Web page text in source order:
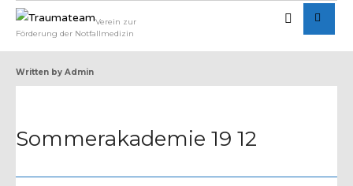
Verein zur
Förderung der Notfallmedizin
Written by Admin
Sommerakademie 19 12